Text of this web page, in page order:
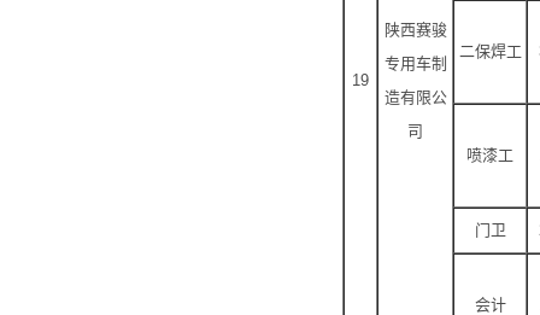
19
陕西赛骏
专用车制
造有限公
司
二保焊工
喷漆工
门卫
会计